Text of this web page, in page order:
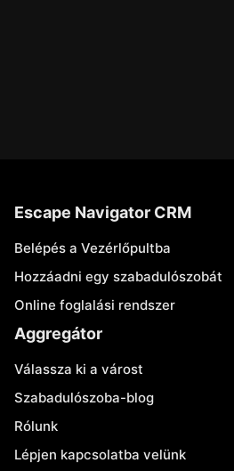
Escape Navigator CRM
Belépés a Vezérlőpultba
Hozzáadni egy szabadulószobát
Online foglalási rendszer
Aggregátor
Válassza ki a várost
Szabadulószoba-blog
Rólunk
Lépjen kapcsolatba velünk